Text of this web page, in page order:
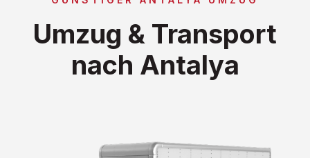
Umzug & Transport
nach Antalya